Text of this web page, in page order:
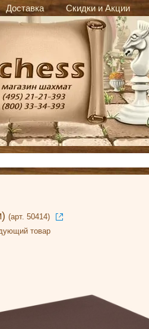
Доставка Скидки и Акции
(арт. 50414)
товар